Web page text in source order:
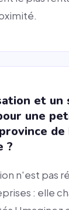
et un
une
de
?
n'est pas
: elle